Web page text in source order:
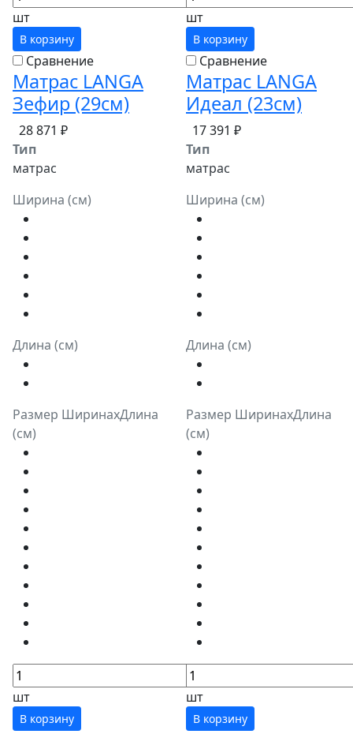
шт
В корзину
Сравнение
шт
В корзину
Сравнение
Матрас LANGA
Зефир (29см)
28 871 ₽
Тип
матрас
Ширина (см)
Длина (см)
Размер ШиринахДлина
(см)
шт
В корзину
Матрас LANGA
Идеал (23см)
17 391 ₽
Тип
матрас
Ширина (см)
Длина (см)
Размер ШиринахДлина
(см)
шт
В корзину